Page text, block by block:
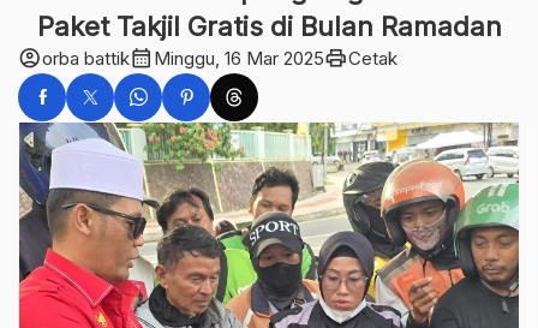
Paket Takjil Gratis di Bulan Ramadan
account_circleorba battikcalendar_month Minggu, 16 Mar 2025printCetak